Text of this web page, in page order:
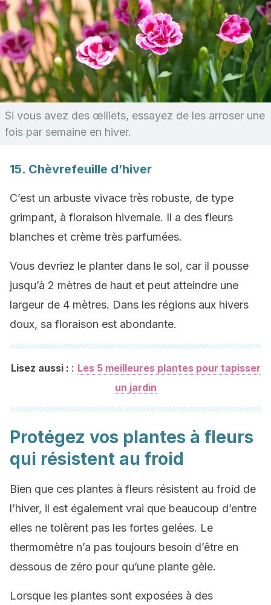
Si vous avez des œillets, essayez de les arroser une
fois par semaine en hiver.
15. Chèvrefeuille d’hiver
C’est un arbuste vivace très robuste, de type
grimpant, à floraison hivernale. Il a des fleurs
blanches et crème très parfumées.
Vous devriez le planter dans le sol, car il pousse
jusqu’à 2 mètres de haut et peut atteindre une
largeur de 4 mètres. Dans les régions aux hivers
doux, sa floraison est abondante.
Lisez aussi : : Les 5 meilleures plantes pour tapisser
un jardin
Protégez vos plantes à fleurs
qui résistent au froid
Bien que ces plantes à fleurs résistent au froid de
l’hiver, il est également vrai que beaucoup d’entre
elles ne tolèrent pas les fortes gelées. Le
thermomètre n’a pas toujours besoin d’être en
dessous de zéro pour qu’une plante gèle.
Lorsque les plantes sont exposées à des